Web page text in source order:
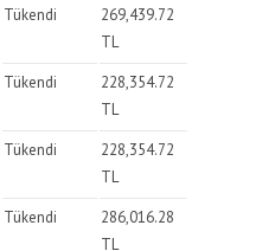
Tükendi
269,439.72
TL
Tükendi
228,354.72
TL
Tükendi
228,354.72
TL
Tükendi
286,016.28
TL